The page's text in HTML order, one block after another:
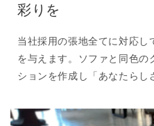
彩りを
当社採用の張地全てに対応し
を与えます。ソファと同色の
ションを作成し「あなたらし